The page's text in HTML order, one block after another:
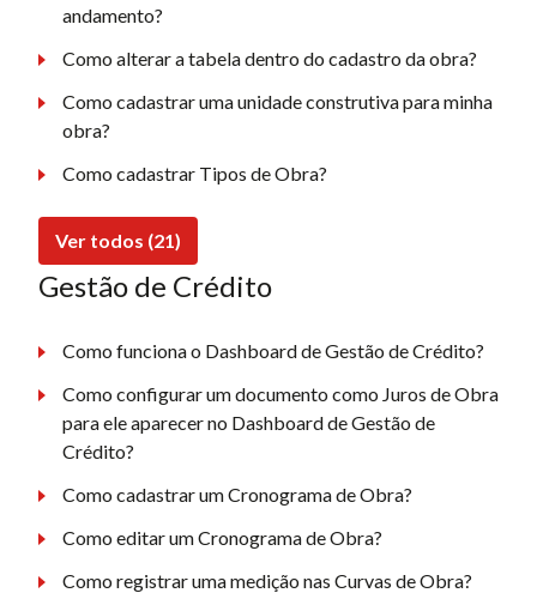
andamento?
Como alterar a tabela dentro do cadastro da obra?
Como cadastrar uma unidade construtiva para minha
obra?
Como cadastrar Tipos de Obra?
Ver todos (21)
Gestão de Crédito
Como funciona o Dashboard de Gestão de Crédito?
Como configurar um documento como Juros de Obra
para ele aparecer no Dashboard de Gestão de
Crédito?
Como cadastrar um Cronograma de Obra?
Como editar um Cronograma de Obra?
Como registrar uma medição nas Curvas de Obra?